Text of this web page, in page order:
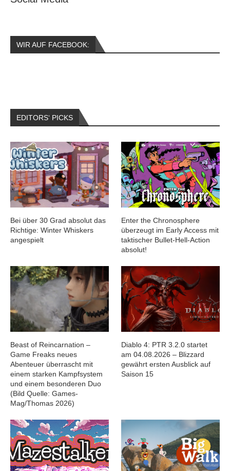
WIR AUF FACEBOOK:
EDITORS‘ PICKS
Bei über 30 Grad absolut das
Richtige: Winter Whiskers
angespielt
Enter the Chronosphere
überzeugt im Early Access mit
taktischer Bullet-Hell-Action
absolut!
Beast of Reincarnation –
Game Freaks neues
Abenteuer überrascht mit
einem starken Kampfsystem
und einem besonderen Duo
(Bild Quelle: Games-
Mag/Thomas 2026)
Diablo 4: PTR 3.2.0 startet
am 04.08.2026 – Blizzard
gewährt ersten Ausblick auf
Saison 15